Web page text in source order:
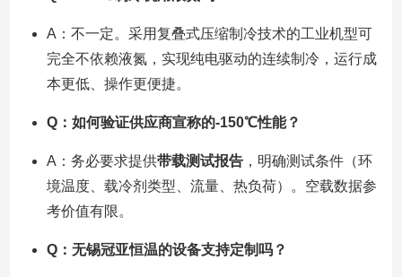
A：不一定。采用复叠式压缩制冷技术的工业机型可
完全不依赖液氮，实现纯电驱动的连续制冷，运行成
本更低、操作更便捷。
Q：如何验证供应商宣称的-150℃性能？
A：务必要求提供带载测试报告，明确测试条件（环
境温度、载冷剂类型、流量、热负荷）。空载数据参
考价值有限。
Q：无锡冠亚恒温的设备支持定制吗？